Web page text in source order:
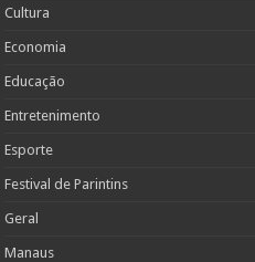
Cultura
Economia
Educação
Entretenimento
Esporte
Festival de Parintins
Geral
Manaus